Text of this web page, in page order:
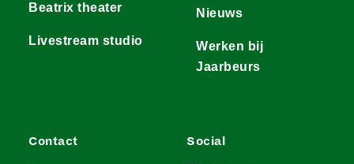
Beatrix theater
Livestream studio
Nieuws
Werken bij
Jaarbeurs
Contact Social